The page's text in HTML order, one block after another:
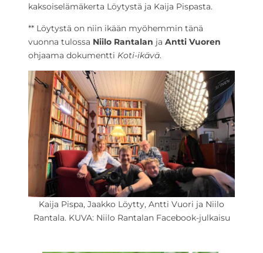
kaksoiselämäkerta Löytystä ja Kaija Pispasta.
** Löytystä on niin ikään myöhemmin tänä
vuonna tulossa Niilo Rantalan ja Antti Vuoren
ohjaama dokumentti Koti-ikävä.
Kaija Pispa, Jaakko Löytty, Antti Vuori ja Niilo
Rantala. KUVA: Niilo Rantalan Facebook-julkaisu